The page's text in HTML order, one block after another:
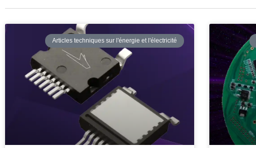
Articles techniques sur l'énergie et l'électricité